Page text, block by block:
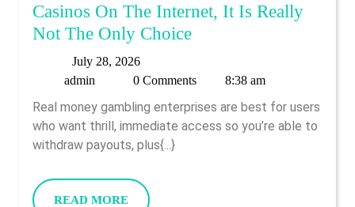
Casinos On The Internet, It Is Really
Not The Only ChoiceWhen
Are
PayID
Is
July 28, 2026July
28,
admin 0 Comments 8:38 am
Real money gambling enterprises are best for users
who want thrill, immediate access so you’re able to
withdraw payouts, plus{...}
READ MOREREAD